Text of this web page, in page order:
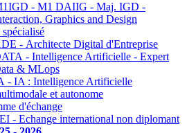
- M1 DAIIG - Maj. IGD -
Graphics and Design
- Architecte Digital d'Entreprise
- Intelligence Artificielle - Expert
& MLops
- IA : Intelligence Artificielle
et autonome
d'échange
- Echange international non diplomant